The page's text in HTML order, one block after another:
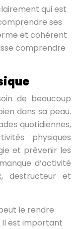
qui est
ses
et cohérent
comprendre
de beaucoup
dans sa peau.
quotidiennes,
physiques
et prévenir les
d’activité
destructeur et
le rendre
Il est important